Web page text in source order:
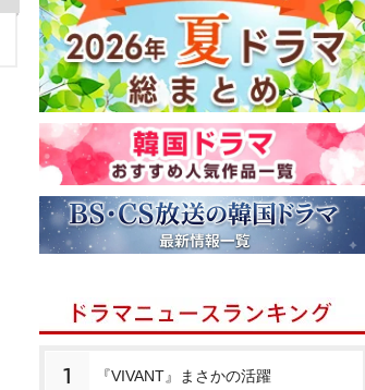
1 『VIVANT』まさかの活躍